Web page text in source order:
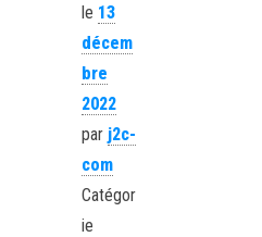
le 13
décem
bre
2022
par j2c-
com
Catégor
ie